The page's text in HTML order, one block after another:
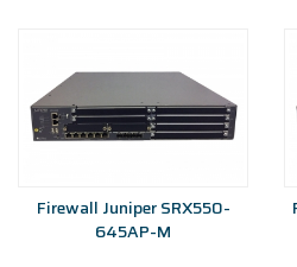
Firewall Juniper SRX550-
645AP-M